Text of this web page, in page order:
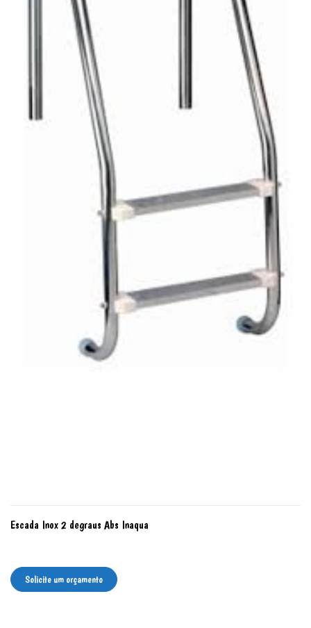
Escada Inox 2 degraus Abs Inaqua
Solicite um orçamento